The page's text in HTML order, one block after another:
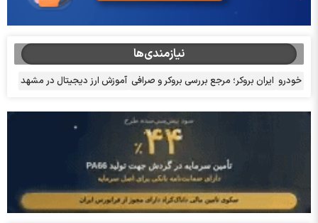
نیازمندی‌ها
خودرو ایران بروکر؛ مرجع بررسی بروکر و صرافی آموزش ارز دیجیتال در مشهد